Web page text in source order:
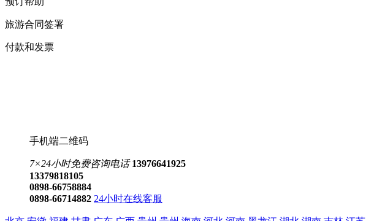
旅游合同签署
付款和发票
手机端二维码
7×24小时免费咨询电话 13976641925
13379818105
0898-66758884
0898-66714882 24小时在线客服